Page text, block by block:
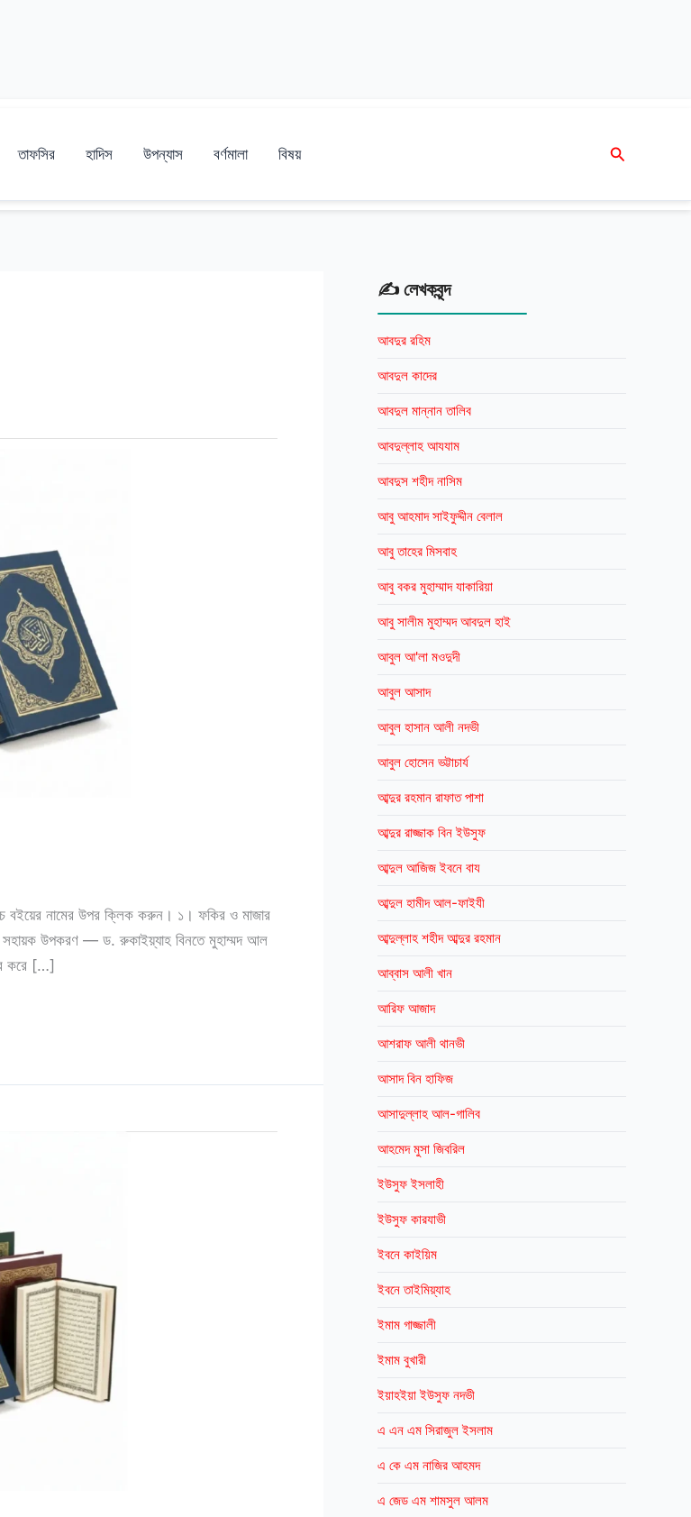
তাফসির হাদিস উপন্যাস বর্ণমালা বিষয় Search
বইয়ের নামের উপর ক্লিক করুন। ১। ফকির ও মাজার
সহায়ক উপকরণ — ড. রুকাইয়্যাহ বিনতে মুহাম্মদ আল
করে […]
✍️ লেখকবৃন্দ
আবদুর রহিম
আবদুল কাদের
আবদুল মান্নান তালিব
আবদুল্লাহ আযযাম
আবদুস শহীদ নাসিম
আবু আহমাদ সাইফুদ্দীন বেলাল
আবু তাহের মিসবাহ
আবু বকর মুহাম্মাদ যাকারিয়া
আবু সালীম মুহাম্মদ আবদুল হাই
আবুল আ'লা মওদুদী
আবুল আসাদ
আবুল হাসান আলী নদভী
আবুল হোসেন ভট্টাচার্য
আব্দুর রহমান রাফাত পাশা
আব্দুর রাজ্জাক বিন ইউসুফ
আব্দুল আজিজ ইবনে বায
আব্দুল হামীদ আল-ফাইযী
আব্দুল্লাহ শহীদ আব্দুর রহমান
আব্বাস আলী খান
আরিফ আজাদ
আশরাফ আলী থানভী
আসাদ বিন হাফিজ
আসাদুল্লাহ আল-গালিব
আহমেদ মুসা জিবরিল
ইউসুফ ইসলাহী
ইউসুফ কারযাভী
ইবনে কাইয়িম
ইবনে তাইমিয়্যাহ
ইমাম গাজ্জালী
ইমাম বুখারী
ইয়াহইয়া ইউসুফ নদভী
এ এন এম সিরাজুল ইসলাম
এ কে এম নাজির আহমদ
এ জেড এম শামসুল আলম